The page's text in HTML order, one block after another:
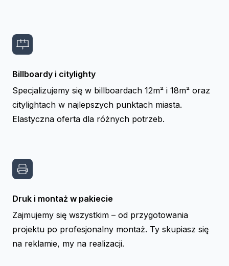
Billboardy i citylighty
Specjalizujemy się w billboardach 12m² i 18m² oraz
citylightach w najlepszych punktach miasta.
Elastyczna oferta dla różnych potrzeb.
Druk i montaż w pakiecie
Zajmujemy się wszystkim – od przygotowania
projektu po profesjonalny montaż. Ty skupiasz się
na reklamie, my na realizacji.